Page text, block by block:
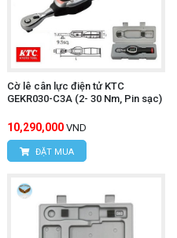
Cờ lê cân lực điện tử KTC
GEKR030-C3A (2- 30 Nm, Pin sạc)
10,290,000 VND
ĐẶT MUA